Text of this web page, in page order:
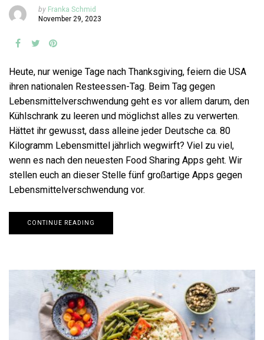
by Franka Schmid
November 29, 2023
Heute, nur wenige Tage nach Thanksgiving, feiern die USA
ihren nationalen Resteessen-Tag. Beim Tag gegen
Lebensmittelverschwendung geht es vor allem darum, den
Kühlschrank zu leeren und möglichst alles zu verwerten.
Hättet ihr gewusst, dass alleine jeder Deutsche ca. 80
Kilogramm Lebensmittel jährlich wegwirft? Viel zu viel,
wenn es nach den neuesten Food Sharing Apps geht. Wir
stellen euch an dieser Stelle fünf großartige Apps gegen
Lebensmittelverschwendung vor.
CONTINUE READING